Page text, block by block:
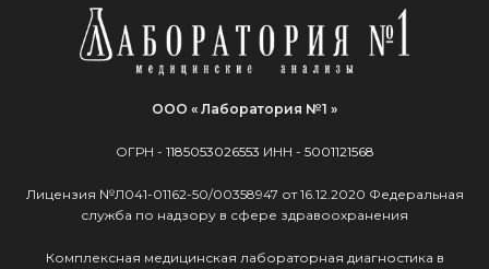
ООО « Лаборатория №1 »
ОГРН - 1185053026553 ИНН - 5001121568
Лицензия №Л041-01162-50/00358947 от 16.12.2020 Федеральная
служба по надзору в сфере здравоохранения
Комплексная медицинская лабораторная диагностика в